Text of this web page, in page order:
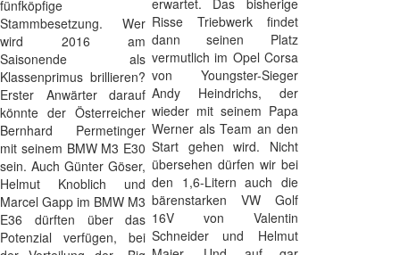
fünfköpfige
Stammbesetzung. Wer
wird 2016 am
Saisonende als
Klassenprimus brillieren?
Erster Anwärter darauf
könnte der Österreicher
Bernhard Permetinger
mit seinem BMW M3 E30
sein. Auch Günter Göser,
Helmut Knoblich und
Marcel Gapp im BMW M3
E36 dürften über das
Potenzial verfügen, bei
erwartet. Das bisherige
Risse Triebwerk findet
dann seinen Platz
vermutlich im Opel Corsa
von Youngster-Sieger
Andy Heindrichs, der
wieder mit seinem Papa
Werner als Team an den
Start gehen wird. Nicht
übersehen dürfen wir bei
den 1,6-Litern auch die
bärenstarken VW Golf
16V von Valentin
Schneider und Helmut